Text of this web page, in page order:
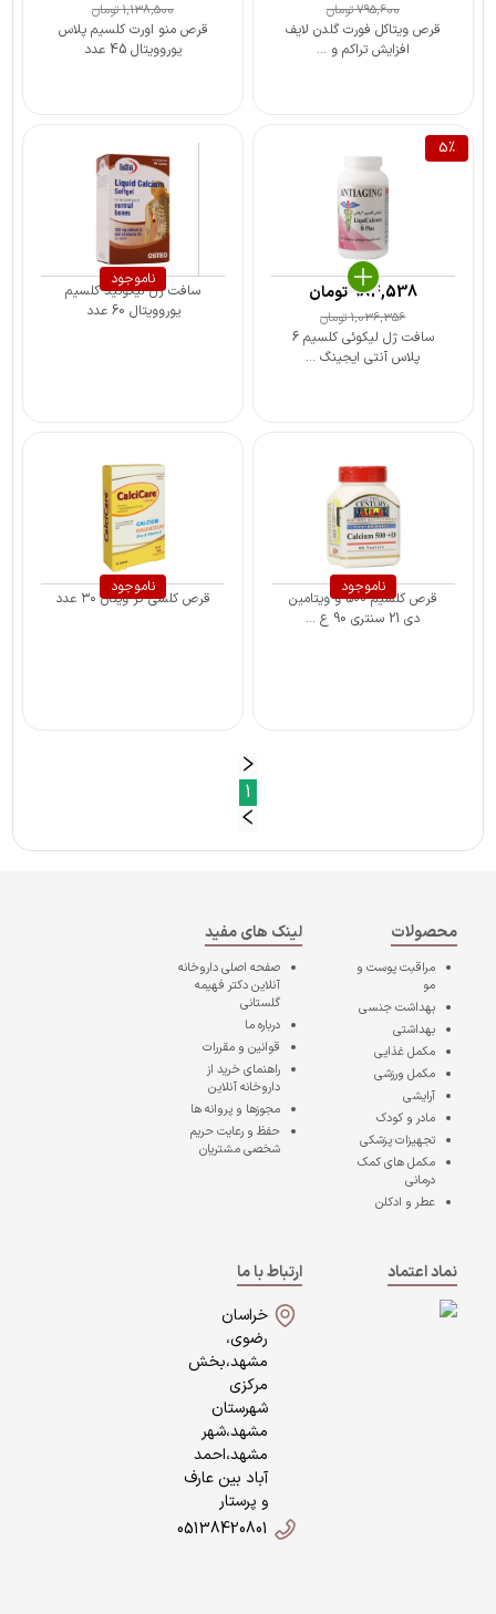
قرص ویتاکل فورت گلدن لایف
افزایش تراکم و ...
795,600تومان
قرص منو اورت کلسیم پلاس
یوروویتال 45 عدد
1,138,500تومان
5%
سافت ژل لیکوئی کلسیم 6
پلاس آنتی ایجینگ ...
1,036,356تومان
984,538تومان
ناموجود
سافت ژل لیکوئید کلسیم
یوروویتال 60 عدد
ناموجود
قرص کلسیم 500 و ویتامین
دی 21 سنتری 90 ع ...
ناموجود
قرص کلسی کر ویتان ۳۰ عدد
1
محصولات
مراقبت پوست و
مو
بهداشت جنسی
بهداشتی
مکمل غذایی
مکمل ورزشی
آرایشی
مادر و کودک
تجهیزات پزشکی
مکمل های کمک
درمانی
عطر و ادکلن
لینک های مفید
صفحه اصلیداروخانه
آنلاین دکتر فهیمه
گلستانی
درباره ما
قوانین و مقررات
راهنمای خرید از
داروخانه آنلاین
مجوزها و پروانه ها
حفظ و رعایت حریم
شخصی مشتریان
نماد اعتماد
ارتباط با ما
خراسان
رضوی،
مشهد،بخش
مرکزی
شهرستان
مشهد،شهر
مشهد،احمد
آباد بین عارف
و پرستار
05138420801